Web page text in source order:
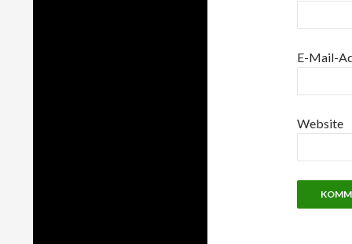
E-Mail-
Website